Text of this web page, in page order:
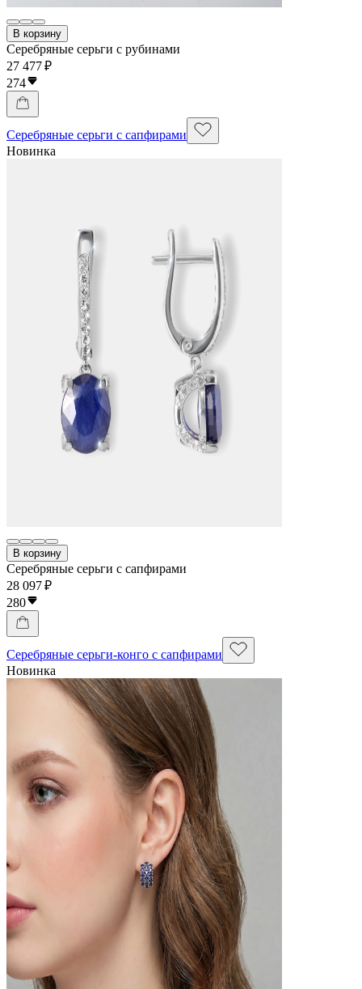
В корзину
Серебряные серьги с рубинами
27 477 ₽
274
Серебряные серьги с сапфирами
Новинка
В корзину
Серебряные серьги с сапфирами
28 097 ₽
280
Серебряные серьги-конго с сапфирами
Новинка